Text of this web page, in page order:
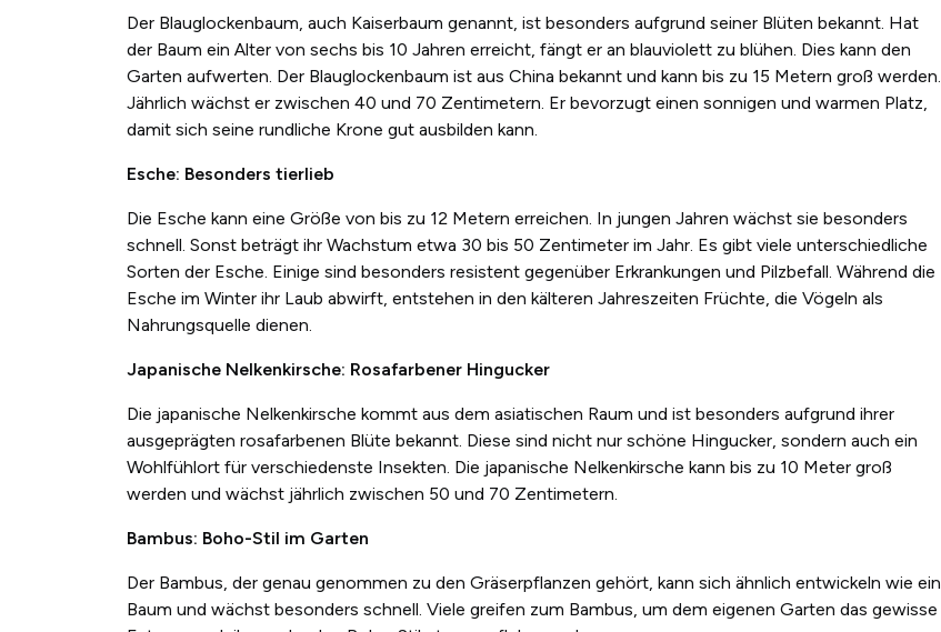
Der Blauglockenbaum, auch Kaiserbaum genannt, ist besonders aufgrund seiner Blüten bekannt. Hat
der Baum ein Alter von sechs bis 10 Jahren erreicht, fängt er an blauviolett zu blühen. Dies kann den
Garten aufwerten. Der Blauglockenbaum ist aus China bekannt und kann bis zu 15 Metern groß werden.
Jährlich wächst er zwischen 40 und 70 Zentimetern. Er bevorzugt einen sonnigen und warmen Platz,
damit sich seine rundliche Krone gut ausbilden kann.
Esche: Besonders tierlieb
Die Esche kann eine Größe von bis zu 12 Metern erreichen. In jungen Jahren wächst sie besonders
schnell. Sonst beträgt ihr Wachstum etwa 30 bis 50 Zentimeter im Jahr. Es gibt viele unterschiedliche
Sorten der Esche. Einige sind besonders resistent gegenüber Erkrankungen und Pilzbefall. Während die
Esche im Winter ihr Laub abwirft, entstehen in den kälteren Jahreszeiten Früchte, die Vögeln als
Nahrungsquelle dienen.
Japanische Nelkenkirsche: Rosafarbener Hingucker
Die japanische Nelkenkirsche kommt aus dem asiatischen Raum und ist besonders aufgrund ihrer
ausgeprägten rosafarbenen Blüte bekannt. Diese sind nicht nur schöne Hingucker, sondern auch ein
Wohlfühlort für verschiedenste Insekten. Die japanische Nelkenkirsche kann bis zu 10 Meter groß
werden und wächst jährlich zwischen 50 und 70 Zentimetern.
Bambus: Boho-Stil im Garten
Der Bambus, der genau genommen zu den Gräserpflanzen gehört, kann sich ähnlich entwickeln wie ein
Baum und wächst besonders schnell. Viele greifen zum Bambus, um dem eigenen Garten das gewisse